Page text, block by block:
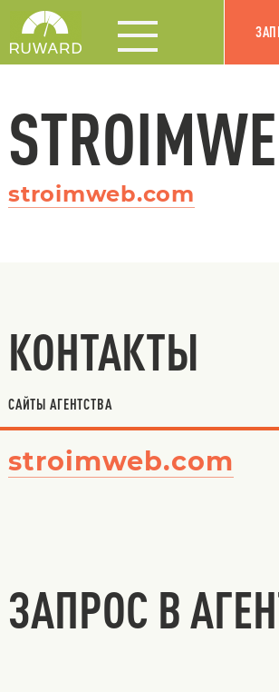
stroimweb.com
КОНТАКТЫ
САЙТЫ АГЕНТСТВА
stroimweb.com
ЗАПРОС В